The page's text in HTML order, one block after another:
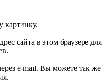
картинку.
сайта в этом браузере для
e-mail. Вы можете так же